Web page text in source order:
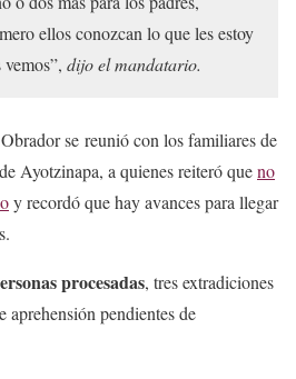
ellos conozcan lo que les estoy
dijo el mandatario.
se reunió con los familiares de
Ayotzinapa, a quienes reiteró queno
y recordó que hay avances para llegar
procesadas, tres extradiciones
aprehensión pendientes de